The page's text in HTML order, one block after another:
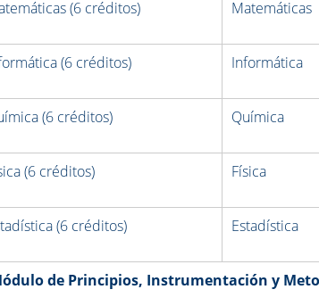
(6 créditos) Matemáticas
(6 créditos) Informática
(6 créditos) Química
(6 créditos) Física
(6 créditos) Estadística
de Principios, Instrumentación y